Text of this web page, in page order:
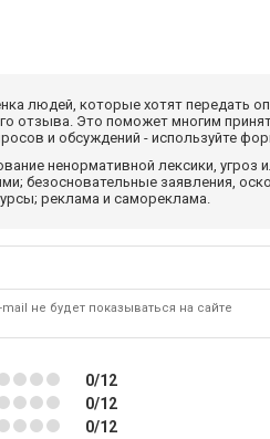
людей, которые хотят передать
отзыва. Это поможет многим
и обсуждений - используйте
ненормативной лексики, угроз
безосновательные заявления,
реклама и самореклама.
не будет показываться на сайте
0/12
0/12
0/12